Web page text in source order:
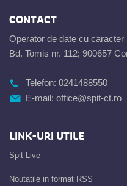
CONTACT
Operator de date cu caracter
Bd. Tomis nr. 112; 900657
Telefon: 0241488550
E-mail: office@spit-ct.ro
LINK-URI UTILE
Spit Live
Noutatile in format RSS